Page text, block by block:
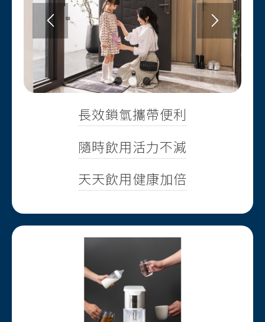
1 2 3
長效鎖氫攜帶便利
隨時飲用活力不減
天天飲用健康加倍